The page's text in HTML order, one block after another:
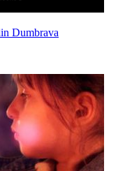
Dumbrava